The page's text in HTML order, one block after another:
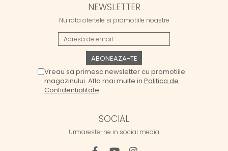
NEWSLETTER
Nu rata ofertele si promotiile noastre
Vreau sa primesc newsletter cu promotiile
magazinului. Afla mai multe in Politica de
Confidentialitate
SOCIAL
Urmareste-ne in social media